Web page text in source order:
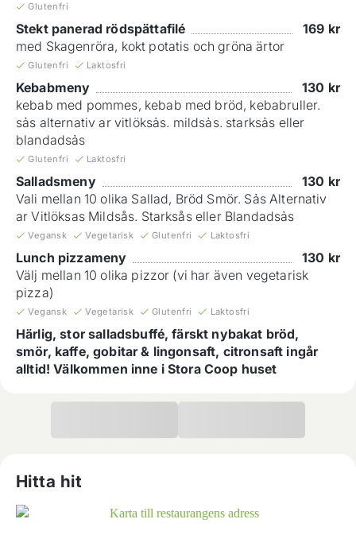
Glutenfri
Stekt panerad rödspättafilé 169 kr
med Skagenröra, kokt potatis och gröna ärtor
Glutenfri Laktosfri
Kebabmeny 130 kr
kebab med pommes, kebab med bröd, kebabruller.
sảs alternativ ar vitlöksảs. mildsảs. starksảs eller
blandadsảs
Glutenfri Laktosfri
Salladsmeny 130 kr
Vali mellan 10 olika Sallad, Bröd Smör. Sảs Alternativ
ar Vitlöksas Mildsås. Starksås eller Blandadsảs
Vegansk Vegetarisk Glutenfri Laktosfri
Lunch pizzameny 130 kr
Välj mellan 10 olika pizzor (vi har även vegetarisk
pizza)
Vegansk Vegetarisk Glutenfri Laktosfri
Härlig, stor salladsbuffé, färskt nybakat bröd,
smör, kaffe, gobitar & lingonsaft, citronsaft ingår
alltid! Välkommen inne i Stora Coop huset
Hitta hit